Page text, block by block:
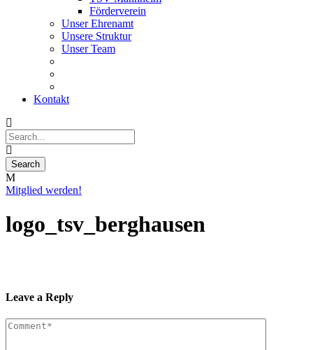
Förderverein
Unser Ehrenamt
Unsere Struktur
Unser Team
Kontakt
Mitglied werden!
logo_tsv_berghausen
Leave a Reply